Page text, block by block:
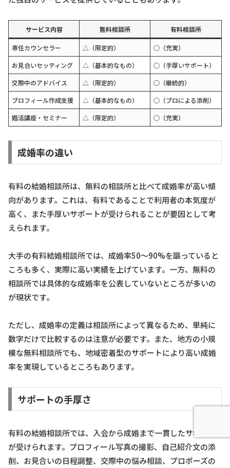
サービス内容 無料相談所 有料相談所
専任カウンセラー △（限定的）
○（充実）
お見合いセッティング
△（基本的なもの）
○（手厚いサポート）
交際中のアドバイス
△（限定的）
○（継続的）
プロフィール作成支援
△（基本的なもの）
○（プロによる添削）
婚活講座・セミナー
△（限定的） ○（充実）
成婚率の違い
有料の結婚相談所は、無料の相談所と比べて成婚率が高い傾
向があります。これは、有料であることで利用者の本気度が
高く、また手厚いサポートが受けられることが要因として考
えられます。
大手の有料結婚相談所では、成婚率50〜90%を謳っていると
ころも多く、実際に高い実績を上げています。一方、無料の
相談所では具体的な成婚率を公表していないところが多いの
が現状です。
ただし、成婚率の定義は相談所によって異なるため、単純に
数字だけで比較するのは注意が必要です。また、地方の小規
模な無料相談所でも、地域密着型のサポートにより高い成婚
率を実現しているところもあります。
サポートの手厚さ
有料の結婚相談所では、入会から成婚まで一貫したサポート
が受けられます。プロフィール写真の撮影、自己紹介文の添
削、お見合いの日程調整、交際中の悩み相談、プロポーズの